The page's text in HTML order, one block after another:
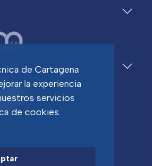
de Cartagena
la experiencia
servicios
de cookies.